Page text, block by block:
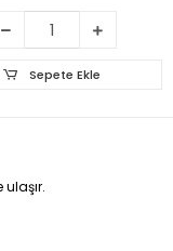
Sepete Ekle